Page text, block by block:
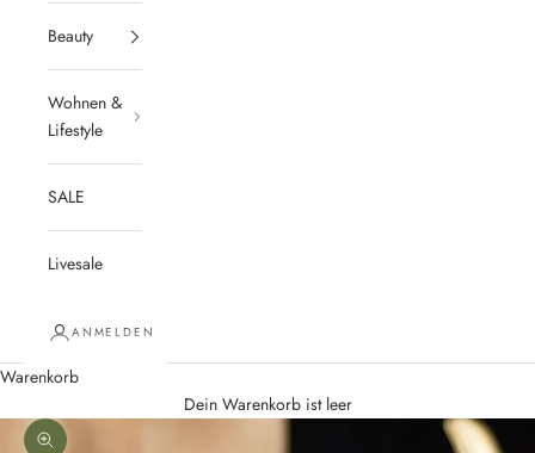
Beauty
Wohnen &
Lifestyle
SALE
Livesale
ANMELDEN
Warenkorb
Dein Warenkorb ist leer